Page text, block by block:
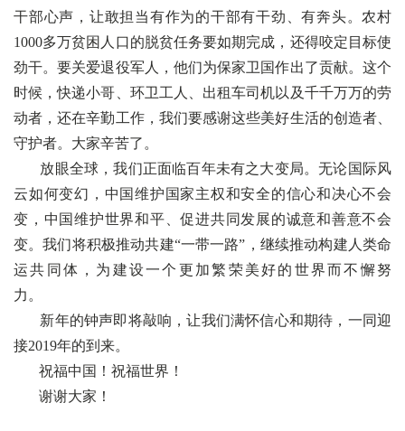
干部心声，让敢担当有作为的干部有干劲、有奔头。农村
1000多万贫困人口的脱贫任务要如期完成，还得咬定目标使
劲干。要关爱退役军人，他们为保家卫国作出了贡献。这个
时候，快递小哥、环卫工人、出租车司机以及千千万万的劳
动者，还在辛勤工作，我们要感谢这些美好生活的创造者、
守护者。大家辛苦了。
放眼全球，我们正面临百年未有之大变局。无论国际风
云如何变幻，中国维护国家主权和安全的信心和决心不会
变，中国维护世界和平、促进共同发展的诚意和善意不会
变。我们将积极推动共建“一带一路”，继续推动构建人类命
运共同体，为建设一个更加繁荣美好的世界而不懈努
力。
新年的钟声即将敲响，让我们满怀信心和期待，一同迎
接2019年的到来。
祝福中国！祝福世界！
谢谢大家！